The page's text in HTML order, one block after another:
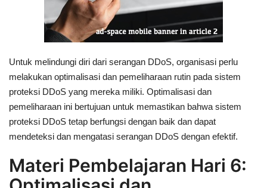
Untuk melindungi diri dari serangan DDoS, organisasi perlu
melakukan optimalisasi dan pemeliharaan rutin pada sistem
proteksi DDoS yang mereka miliki. Optimalisasi dan
pemeliharaan ini bertujuan untuk memastikan bahwa sistem
proteksi DDoS tetap berfungsi dengan baik dan dapat
mendeteksi dan mengatasi serangan DDoS dengan efektif.
Materi Pembelajaran Hari 6: